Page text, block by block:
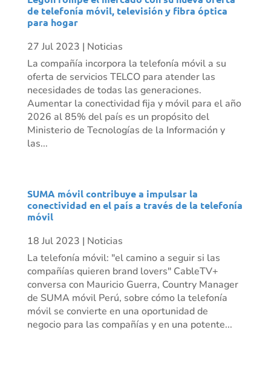
de telefonía móvil, televisión y fibra óptica
para hogar
27 Jul 2023 | Noticias
La compañía incorpora la telefonía móvil a su
oferta de servicios TELCO para atender las
necesidades de todas las generaciones.
Aumentar la conectividad fija y móvil para el año
2026 al 85% del país es un propósito del
Ministerio de Tecnologías de la Información y
las...
SUMA móvil contribuye a impulsar la
conectividad en el país a través de la telefonía
móvil
18 Jul 2023 | Noticias
La telefonía móvil: "el camino a seguir si las
compañías quieren brand lovers" CableTV+
conversa con Mauricio Guerra, Country Manager
de SUMA móvil Perú, sobre cómo la telefonía
móvil se convierte en una oportunidad de
negocio para las compañías y en una potente...